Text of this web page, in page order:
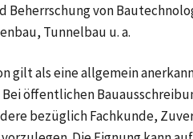
Beherrschung von
Tunnelbau u. a.
gilt als eine allgemein
öffentlichen
bezüglich Fachkunde,